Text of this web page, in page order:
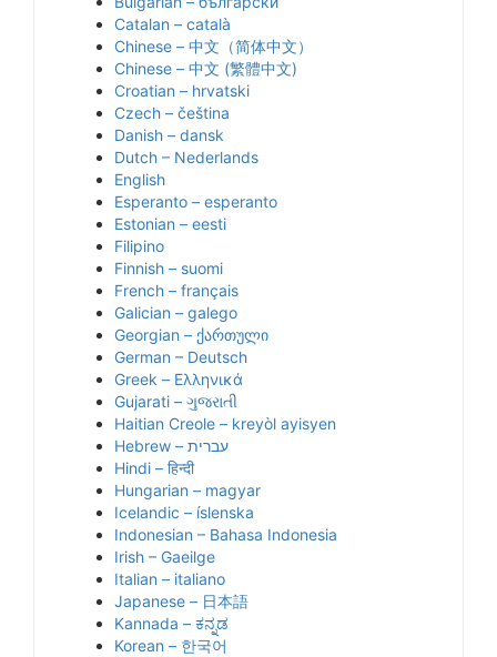
Catalan – català
Chinese – 中文（简体中文）
Chinese – 中文 (繁體中文)
Croatian – hrvatski
Czech – čeština
Danish – dansk
Dutch – Nederlands
English
Esperanto – esperanto
Estonian – eesti
Filipino
Finnish – suomi
French – français
Galician – galego
Georgian – ქართული
German – Deutsch
Greek – Ελληνικά
Gujarati – ગુજરાતી
Haitian Creole – kreyòl ayisyen
Hindi – हिन्दी
Hungarian – magyar
Icelandic – íslenska
Indonesian – Bahasa Indonesia
Irish – Gaeilge
Italian – italiano
Japanese – 日本語
Kannada – ಕನ್ನಡ
Korean – 한국어